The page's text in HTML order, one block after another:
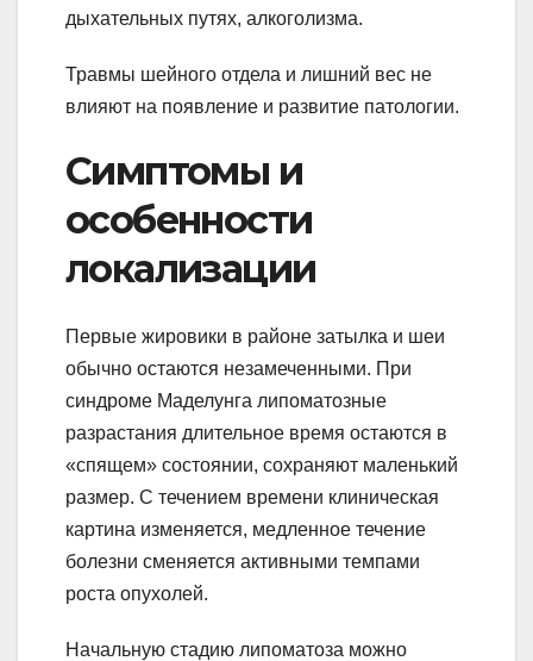
дыхательных путях, алкоголизма.
Травмы шейного отдела и лишний вес не
влияют на появление и развитие патологии.
Симптомы и
особенности
локализации
Первые жировики в районе затылка и шеи
обычно остаются незамеченными. При
синдроме Маделунга липоматозные
разрастания длительное время остаются в
«спящем» состоянии, сохраняют маленький
размер. С течением времени клиническая
картина изменяется, медленное течение
болезни сменяется активными темпами
роста опухолей.
Начальную стадию липоматоза можно